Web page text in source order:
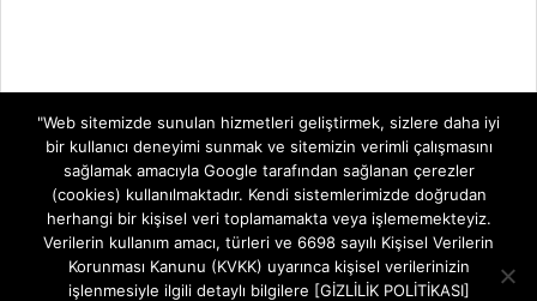
"Web sitemizde sunulan hizmetleri geliştirmek, sizlere daha iyi
bir kullanıcı deneyimi sunmak ve sitemizin verimli çalışmasını
sağlamak amacıyla Google tarafından sağlanan çerezler
(cookies) kullanılmaktadır. Kendi sistemlerimizde doğrudan
herhangi bir kişisel veri toplamamakta veya işlememekteyiz.
Verilerin kullanım amacı, türleri ve 6698 sayılı Kişisel Verilerin
Korunması Kanunu (KVKK) uyarınca kişisel verilerinizin
işlenmesiyle ilgili detaylı bilgilere [GİZLİLİK POLİTİKASI]